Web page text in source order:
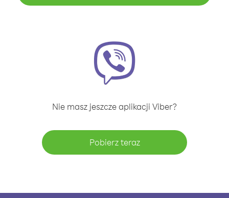
Nie masz jeszcze aplikacji Viber?
Pobierz teraz